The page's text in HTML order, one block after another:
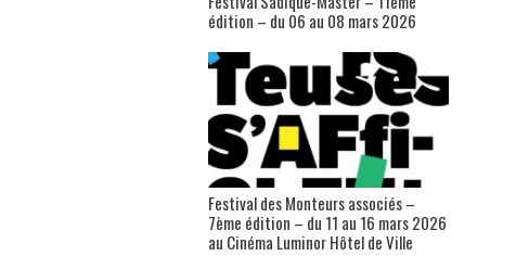
édition – du 06 au 08 mars 2026
Festival des Monteurs associés –
7ème édition – du 11 au 16 mars 2026
au Cinéma Luminor Hôtel de Ville